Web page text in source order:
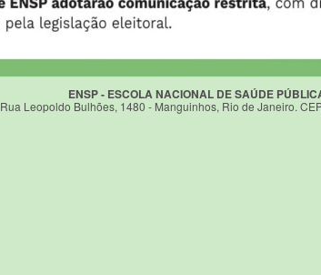
ENSP - ESCOLA NACIONAL DE SAÚDE
Rua Leopoldo Bulhões, 1480 - Manguinhos, Rio de Janeiro.